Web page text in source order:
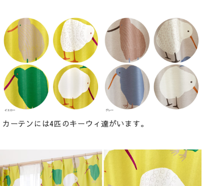
カーテンには4匹のキーウィ達がいます。